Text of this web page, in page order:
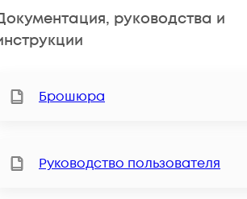
руководства и
Брошюра
Руководство пользователя